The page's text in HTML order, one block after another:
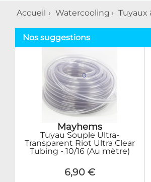
Accueil Watercooling Tuyaux
Nos suggestions
Mayhems
Tuyau Souple Ultra-
Transparent Riot Ultra Clear
Tubing - 10/16 (Au mètre)
6,90 €